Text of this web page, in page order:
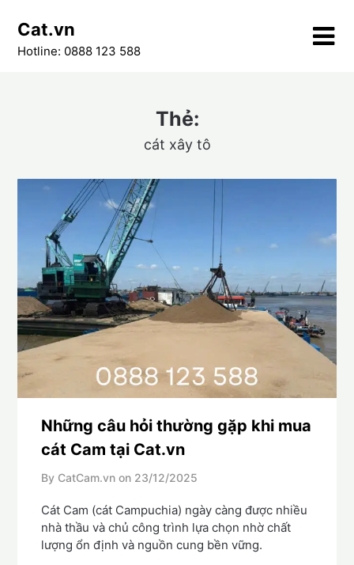
content
Cat.vn
Hotline: 0888 123 588
Thẻ:
cát xây tô
Những câu hỏi thường gặp khi mua
cát Cam tại Cat.vn
By CatCam.vn on 23/12/2025
Cát Cam (cát Campuchia) ngày càng được nhiều
nhà thầu và chủ công trình lựa chọn nhờ chất
lượng ổn định và nguồn cung bền vững.